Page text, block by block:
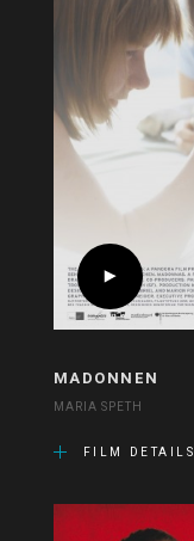
MADONNEN
MARIA SPETH
FILM DETAILS